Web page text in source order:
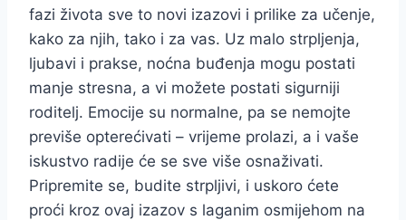
fazi života sve to novi izazovi i prilike za učenje,
kako za njih, tako i za vas. Uz malo strpljenja,
ljubavi i prakse, noćna buđenja mogu postati
manje stresna, a vi možete postati sigurniji
roditelj. Emocije su normalne, pa se nemojte
previše opterećivati – vrijeme prolazi, a i vaše
iskustvo radije će se sve više osnaživati.
Pripremite se, budite strpljivi, i uskoro ćete
proći kroz ovaj izazov s laganim osmijehom na